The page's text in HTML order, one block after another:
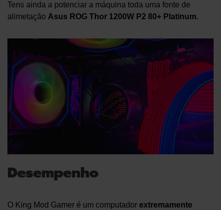
Tens ainda a potenciar a máquina toda uma fonte de
alimetação Asus ROG Thor 1200W P2 80+ Platinum.
Desempenho
O King Mod Gamer é um computador extremamente